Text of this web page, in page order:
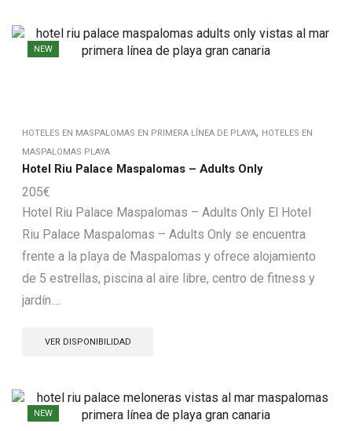
NEW
HOTELES EN MASPALOMAS EN PRIMERA LÍNEA DE PLAYA, HOTELES EN
MASPALOMAS PLAYA
Hotel Riu Palace Maspalomas – Adults Only
205€
Hotel Riu Palace Maspalomas – Adults Only El Hotel
Riu Palace Maspalomas – Adults Only se encuentra
frente a la playa de Maspalomas y ofrece alojamiento
de 5 estrellas, piscina al aire libre, centro de fitness y
jardín....
VER DISPONIBILIDAD
NEW